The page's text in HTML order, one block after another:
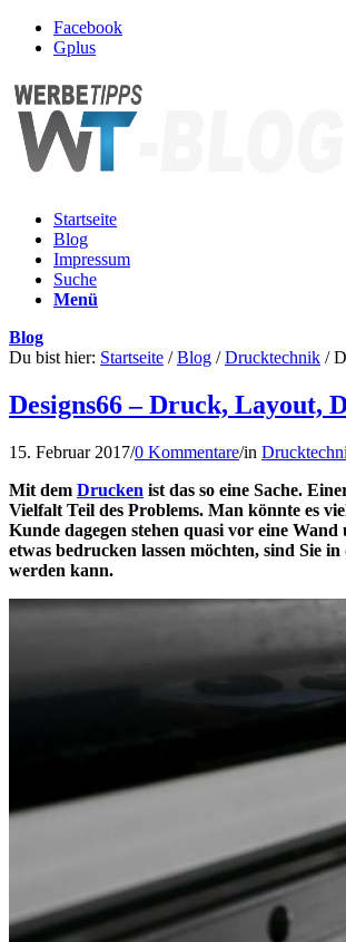
Facebook
Gplus
Startseite
Blog
Impressum
Suche
Menü
Blog
Du bist hier: Startseite / Blog / Drucktechnik /
Designs66 – Druck, Layout,
15. Februar 2017/0 Kommentare/in
Mit dem Drucken ist das so eine Sache.
Vielfalt Teil des Problems. Man könnte es
Kunde dagegen stehen quasi vor eine
etwas bedrucken lassen möchten, sind Sie
werden kann.